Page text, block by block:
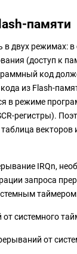
памяти
двух режимах:
(доступ к
код
из Flash-
в режиме
регистры).
IRQn,
запроса
системного
от